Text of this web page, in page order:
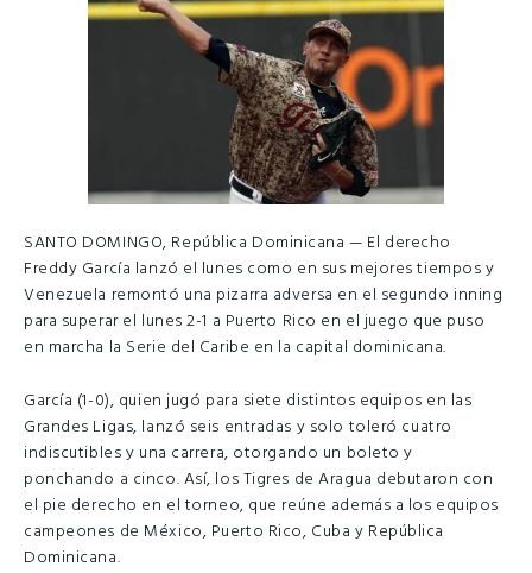
SANTO DOMINGO, República Dominicana — El derecho
Freddy García lanzó el lunes como en sus mejores tiempos y
Venezuela remontó una pizarra adversa en el segundo inning
para superar el lunes 2-1 a Puerto Rico en el juego que puso
en marcha la Serie del Caribe en la capital dominicana.
García (1-0), quien jugó para siete distintos equipos en las
Grandes Ligas, lanzó seis entradas y solo toleró cuatro
indiscutibles y una carrera, otorgando un boleto y
ponchando a cinco. Así, los Tigres de Aragua debutaron con
el pie derecho en el torneo, que reúne además a los equipos
campeones de México, Puerto Rico, Cuba y República
Dominicana.